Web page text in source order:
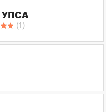
УПСА
(1 )